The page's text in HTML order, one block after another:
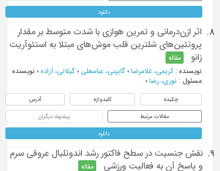
دانلود
8.
اثر ازن‌درمانی و تمرین هوازی با شدت متوسط بر مقدار
پروتئین‌های شلترین قلب موش‌های مبتلا به استئوآریت
زانو
مقاله
نویسنده: کریمی، غلامرضا؛ گایینی، عباسعلی ؛ گیلانی، آزاده؛ نویسنده
مسئول : نوری، رضا؛
چکیده کلیدواژه آدرس
مقالات مرتبط پیشنهاد دیگران
دانلود
9.
نقش جنسیت در سطح فاکتور رشد اندوتلیال عروقی سرم
و پاسخ آن به فعالیت ورزشی
مقاله